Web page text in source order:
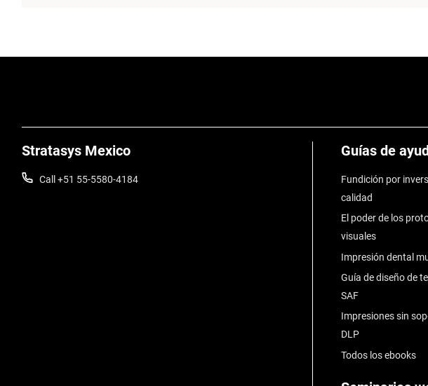
Stratasys Mexico
Call +51 55-5580-4184
Guías de
Fundición por
calidad
El poder de los
visuales
Impresión dental
Guía de diseño de
SAF
Impresiones sin
DLP
Todos los ebooks